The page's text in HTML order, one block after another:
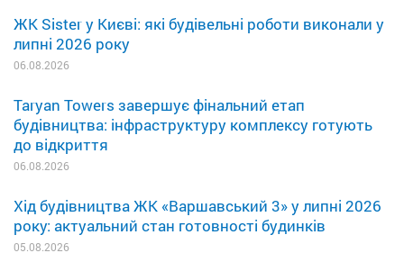
ЖК Sister у Києві: які будівельні роботи виконали у
липні 2026 року
06.08.2026
Taryan Towers завершує фінальний етап
будівництва: інфраструктуру комплексу готують
до відкриття
06.08.2026
Хід будівництва ЖК «Варшавський 3» у липні 2026
року: актуальний стан готовності будинків
05.08.2026